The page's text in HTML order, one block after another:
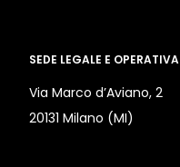
SEDE LEGALE E OPERATIVA
Via Marco d’Aviano, 2
20131 Milano (MI)